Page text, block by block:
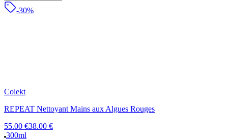
-30%
Colekt
REPEAT Nettoyant Mains aux Algues Rouges
55.00 €38.00 €
300ml